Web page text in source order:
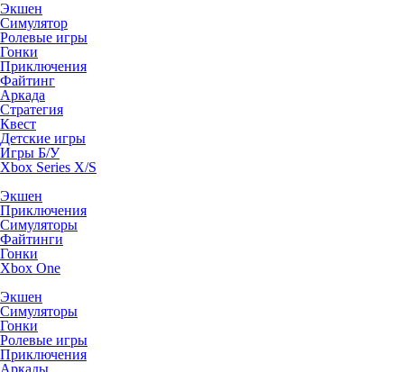
Экшен
Симулятор
Ролевые игры
Гонки
Приключения
Файтинг
Аркада
Стратегия
Квест
Детские игры
Игры Б/У
Xbox Series X/S
Экшен
Приключения
Симуляторы
Файтинги
Гонки
Xbox One
Экшен
Симуляторы
Гонки
Ролевые игры
Приключения
Аркады